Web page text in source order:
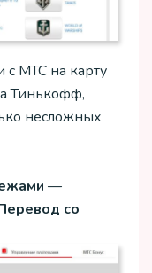
с МТС на карту
Тинькофф,
несложных
—
со